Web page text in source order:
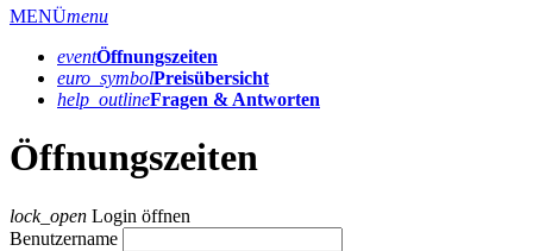
MENÜmenu
eventÖffnungs­zeiten
euro_symbolPreis­übersicht
help_outlineFragen & Antworten
Öffnungszeiten
lock_open Login öffnen
Benutzername